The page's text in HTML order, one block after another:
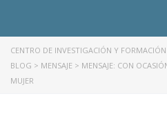
CENTRO DE INVESTIGACIÓN Y
BLOG > MENSAJE > MENSAJE: CON
MUJER